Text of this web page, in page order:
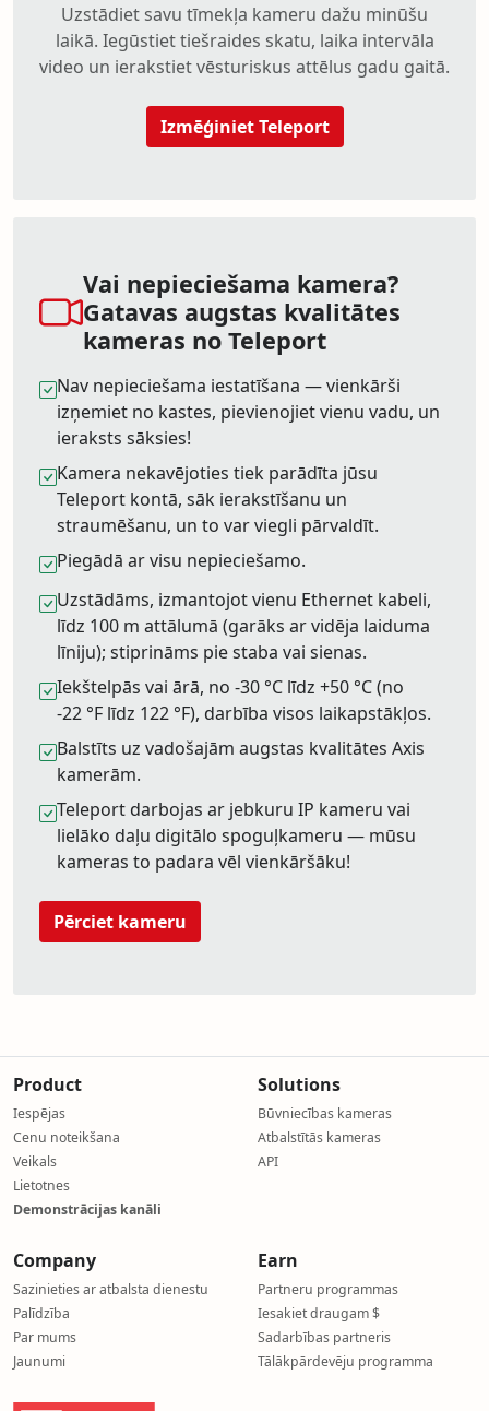
Uzstādiet savu tīmekļa kameru dažu minūšu
laikā. Iegūstiet tiešraides skatu, laika intervāla
video un ierakstiet vēsturiskus attēlus gadu gaitā.
Izmēģiniet Teleport
Vai nepieciešama kamera?
Gatavas augstas kvalitātes
kameras no Teleport
Nav nepieciešama iestatīšana — vienkārši
izņemiet no kastes, pievienojiet vienu vadu, un
ieraksts sāksies!
Kamera nekavējoties tiek parādīta jūsu
Teleport kontā, sāk ierakstīšanu un
straumēšanu, un to var viegli pārvaldīt.
Piegādā ar visu nepieciešamo.
Uzstādāms, izmantojot vienu Ethernet kabeli,
līdz 100 m attālumā (garāks ar vidēja laiduma
līniju); stiprināms pie staba vai sienas.
Iekštelpās vai ārā, no -30 °C līdz +50 °C (no
-22 °F līdz 122 °F), darbība visos laikapstākļos.
Balstīts uz vadošajām augstas kvalitātes Axis
kamerām.
Teleport darbojas ar jebkuru IP kameru vai
lielāko daļu digitālo spoguļkameru — mūsu
kameras to padara vēl vienkāršāku!
Pērciet kameru
Product
Iespējas
Cenu noteikšana
Veikals
Lietotnes
Demonstrācijas kanāli
Solutions
Būvniecības kameras
Atbalstītās kameras
API
Company
Sazinieties ar atbalsta dienestu
Palīdzība
Par mums
Jaunumi
Earn
Partneru programmas
Iesakiet draugam $
Sadarbības partneris
Tālākpārdevēju programma